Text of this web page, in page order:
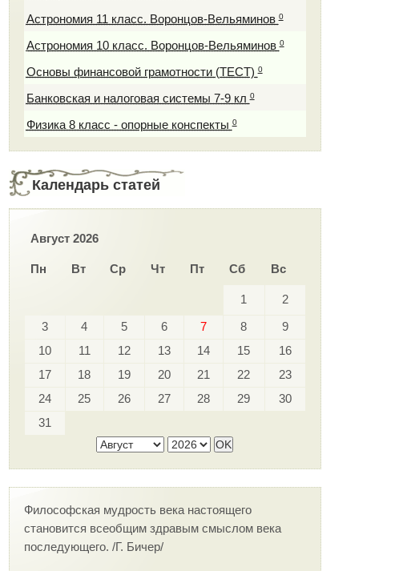
Астрономия 11 класс. Воронцов-Вельяминов0
Астрономия 10 класс. Воронцов-Вельяминов0
Основы финансовой грамотности (ТЕСТ)0
Банковская и налоговая системы 7-9 кл0
Физика 8 класс - опорные конспекты0
Календарь статей
Август 2026
Пн Вт Ср Чт Пт Сб Вс
1 2
3 4 5 6 7 8
9
10
11 12 13 14 15
16
17
18 19 20 21 22
23
24
25 26 27 28 29
30
31
Философская мудрость века настоящего
становится всеобщим здравым смыслом века
последующего. /Г. Бичер/